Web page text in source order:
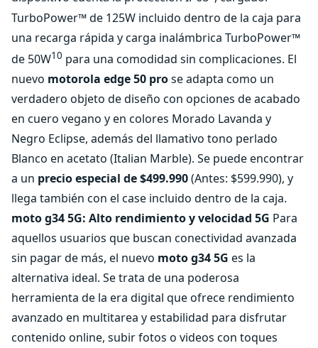
TurboPower™ de 125W incluido dentro de la caja para
una recarga rápida y carga inalámbrica TurboPower™
de 50W10 para una comodidad sin complicaciones. El
nuevo motorola edge 50 prose adapta como un
verdadero objeto de diseño con opciones de acabado
en cuero vegano y en colores Morado Lavanda y
Negro Eclipse, además del llamativo tono perlado
Blanco en acetato (Italian Marble). Se puede encontrar
a un precio especial de $499.990(Antes: $599.990), y
llega también con el case incluido dentro de la caja.
moto g34 5G: Alto rendimiento y velocidad 5G Para
aquellos usuarios que buscan conectividad avanzada
sin pagar de más, el nuevo moto g34 5G es la
alternativa ideal. Se trata de una poderosa
herramienta de la era digital que ofrece rendimiento
avanzado en multitarea y estabilidad para disfrutar
contenido online, subir fotos o videos con toques